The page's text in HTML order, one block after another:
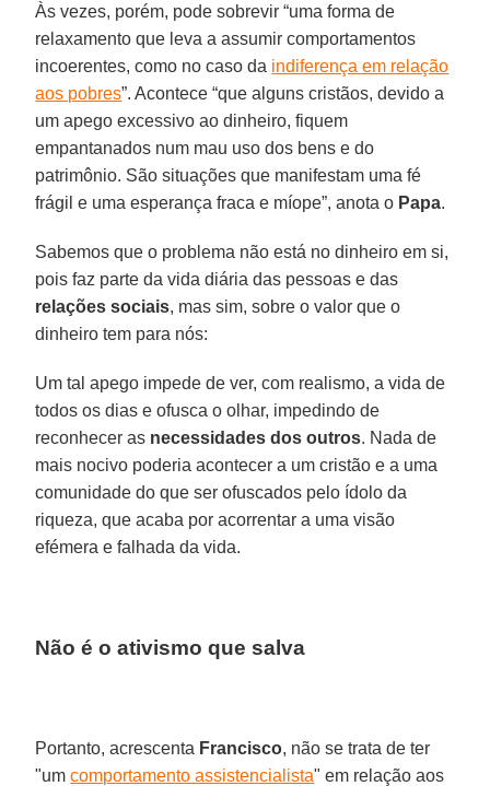
Às vezes, porém, pode sobrevir “uma forma de
relaxamento que leva a assumir comportamentos
incoerentes, como no caso da indiferença em relação
aos pobres”. Acontece “que alguns cristãos, devido a
um apego excessivo ao dinheiro, fiquem
empantanados num mau uso dos bens e do
patrimônio. São situações que manifestam uma fé
frágil e uma esperança fraca e míope”, anota o Papa.
Sabemos que o problema não está no dinheiro em si,
pois faz parte da vida diária das pessoas e das
relações sociais, mas sim, sobre o valor que o
dinheiro tem para nós:
Um tal apego impede de ver, com realismo, a vida de
todos os dias e ofusca o olhar, impedindo de
reconhecer as necessidades dos outros. Nada de
mais nocivo poderia acontecer a um cristão e a uma
comunidade do que ser ofuscados pelo ídolo da
riqueza, que acaba por acorrentar a uma visão
efémera e falhada da vida.
Não é o ativismo que salva
Portanto, acrescenta Francisco, não se trata de ter
"umcomportamento assistencialista" em relação aos